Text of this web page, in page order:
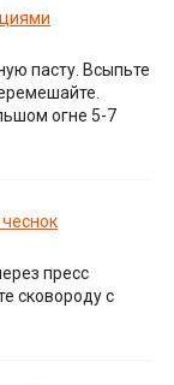
пасту. Всыпьте
огне 5-7
пресс
сковороду с